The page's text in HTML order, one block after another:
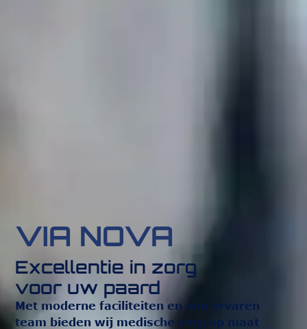
VIA NOVA
Excellentie in zorg
voor uw paard
Met moderne faciliteiten en een ervaren
team bieden wij medische zorg op maat